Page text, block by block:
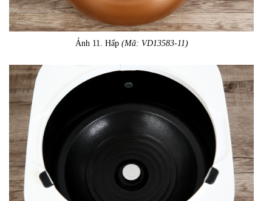
Ảnh 11. Hấp (Mã: VD13583-11)